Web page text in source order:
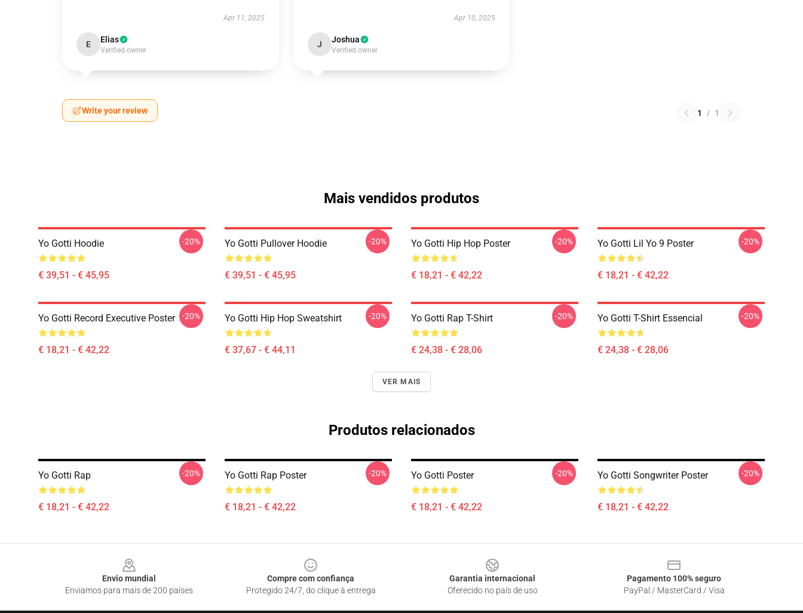
Apr 11, 2025
E Elias
Verified owner
Apr 10, 2025
J Joshua
Verified owner
Write your review 1 / 1
Mais vendidos produtos
Yo Gotti Hoodie
€ 39,51 - € 45,95
-20% Yo Gotti Pullover Hoodie
€ 39,51 - € 45,95
-20% Yo Gotti Hip Hop Poster
€ 18,21 - € 42,22
-20% Yo Gotti Lil Yo 9 Poster
€ 18,21 - € 42,22
-20%
Yo Gotti Record Executive Poster
€ 18,21 - € 42,22
-20% Yo Gotti Hip Hop Sweatshirt
€ 37,67 - € 44,11
-20% Yo Gotti Rap T-Shirt
€ 24,38 - € 28,06
-20% Yo Gotti T-Shirt Essencial
€ 24,38 - € 28,06
-20%
VER MAIS
Produtos relacionados
Yo Gotti Rap
€ 18,21 - € 42,22
-20% Yo Gotti Rap Poster
€ 18,21 - € 42,22
-20% Yo Gotti Poster
€ 18,21 - € 42,22
-20% Yo Gotti Songwriter Poster
€ 18,21 - € 42,22
-20%
Envio mundial
Enviamos para mais de 200 países
Compre com confiança
Protegido 24/7, do clique à entrega
Garantia internacional
Oferecido no país de uso
Pagamento 100% seguro
PayPal / MasterCard / Visa